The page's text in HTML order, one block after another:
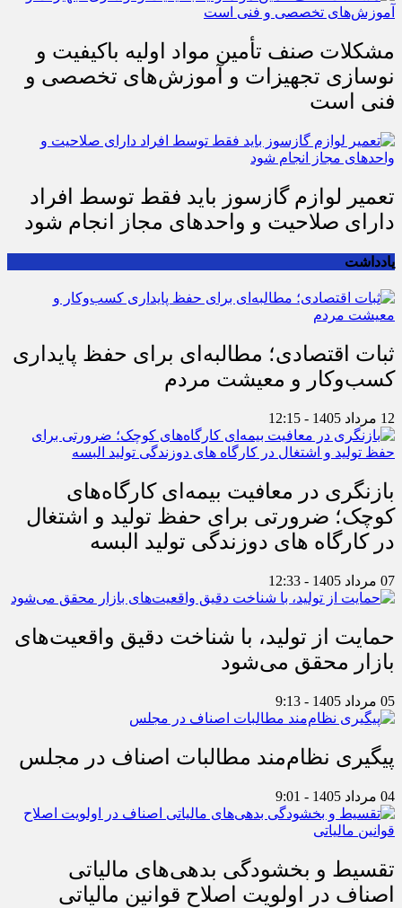
مشکلات صنف تأمین مواد اولیه باکیفیت و
نوسازی تجهیزات و آموزش‌های تخصصی و
فنی است
تعمیر لوازم گازسوز باید فقط توسط افراد
دارای صلاحیت و واحدهای مجاز انجام شود
یادداشت
ثبات اقتصادی؛ مطالبه‌ای برای حفظ پایداری
کسب‌وکار و معیشت مردم
12 مرداد 1405 - 12:15
بازنگری در معافیت بیمه‌ای کارگاه‌های
کوچک؛ ضرورتی برای حفظ تولید و اشتغال
در کارگاه های دوزندگی تولید البسه
07 مرداد 1405 - 12:33
حمایت از تولید، با شناخت دقیق واقعیت‌های
بازار محقق می‌شود
05 مرداد 1405 - 9:13
پیگیری نظام‌مند مطالبات اصناف در مجلس
04 مرداد 1405 - 9:01
تقسیط و بخشودگی بدهی‌های مالیاتی
اصناف در اولویت اصلاح قوانین مالیاتی